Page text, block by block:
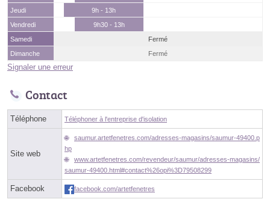
Jeudi
9h - 13h
Vendredi
9h30 - 13h
Samedi
Fermé
Dimanche
Fermé
Signaler une erreur
Contact
Téléphone Téléphoner à l'entreprise d'isolation
Site web
saumur.artetfenetres.com/adresses-magasins/saumur-49400.p
hp
www.artetfenetres.com/revendeur/saumur/adresses-magasins/
saumur-49400.html#contact%26opi%3D79508299
Facebook facebook.com/artetfenetres